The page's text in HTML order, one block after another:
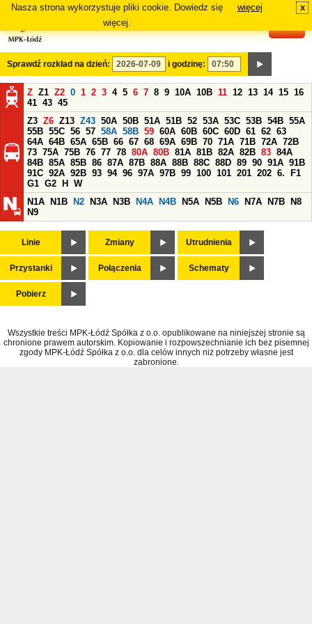
Nasza strona wykorzystuje pliki cookie. Dowiedz się
więcej.
więcej x
Sprawdź rozkład na dzień: i godzinę:
Z Z1 Z2 0 1 2 3 4 5 6 7 8 9 10A 10B 11 12 13 14 15 16
41 43 45
Z3 Z6 Z13 Z43 50A 50B 51A 51B 52 53A 53C 53B 54B 55A
55B 55C 56 57 58A 58B 59 60A 60B 60C 60D 61 62 63
64A 64B 65A 65B 66 67 68 69A 69B 70 71A 71B 72A 72B
73 75A 75B 76 77 78 80A 80B 81A 81B 82A 82B 83 84A
84B 85A 85B 86 87A 87B 88A 88B 88C 88D 89 90 91A 91B
91C 92A 92B 93 94 96 97A 97B 99 100 101 201 202 6.
F1
G1 G2 H
W
N1A
N1B N2 N3A N3B N4A N4B N5A N5B N6 N7A N7B
N8
N9
Linie Zmiany Utrudnienia
Przystanki Połączenia Schematy
Pobierz
Wszystkie treści MPK-Łódź Spółka z o.o. opublikowane na niniejszej stronie są
chronione prawem autorskim. Kopiowanie i rozpowszechnianie ich bez pisemnej
zgody MPK-Łódź Spółka z o.o. dla celów innych niż potrzeby własne jest
zabronione.